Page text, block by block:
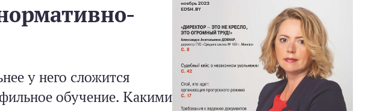
у него сложится
обучение. Какими